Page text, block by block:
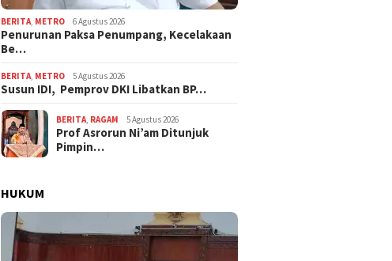
BERITA, METRO 6 Agustus 2026
Penurunan Paksa Penumpang, Kecelakaan
Be…
BERITA, METRO 5 Agustus 2026
Susun IDI, Pemprov DKI Libatkan BP…
BERITA, RAGAM 5 Agustus 2026
Prof Asrorun Ni’am Ditunjuk
Pimpin…
HUKUM